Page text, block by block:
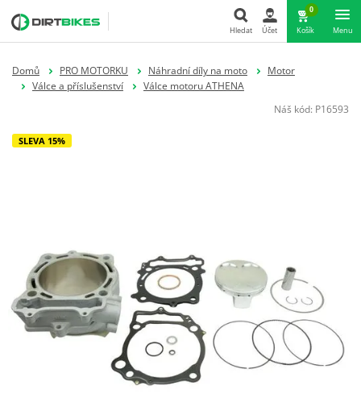
Hledat Účet
0
Košík Menu
Domů PRO MOTORKU Náhradní díly na moto
Motor
Válce a příslušenství
Válce motoru ATHENA
Náš kód: P16593
SLEVA 15%